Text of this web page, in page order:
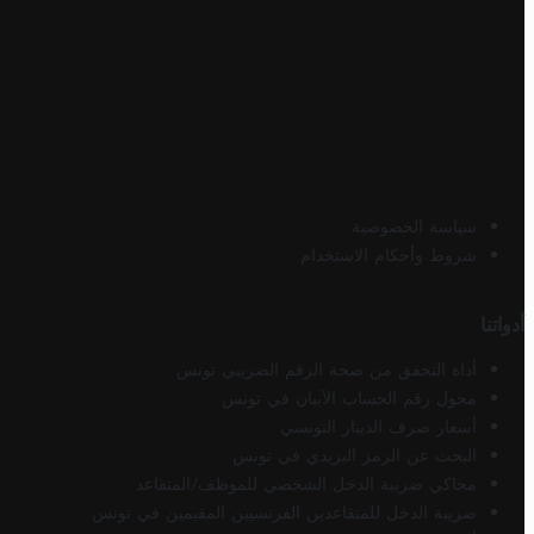
سياسة الخصوصية
شروط وأحكام الاستخدام
أدواتنا
أداة التحقق من صحة الرقم الضريبي تونس
محول رقم الحساب الآيبان في تونس
أسعار صرف الدينار التونسي
البحث عن الرمز البريدي في تونس
محاكي ضريبة الدخل الشخصي للموظف/المتقاعد
ضريبة الدخل للمتقاعدين الفرنسيين المقيمين في تونس